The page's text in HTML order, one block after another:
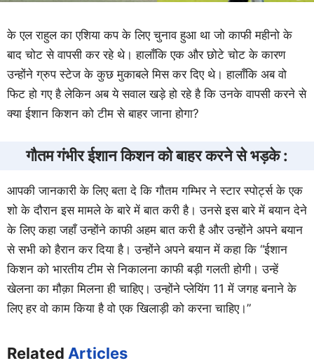
के एल राहुल का एशिया कप के लिए चुनाव हुआ था जो काफी महीनो के
बाद चोट से वापसी कर रहे थे। हालाँकि एक और छोटे चोट के कारण
उन्होंने ग्रुप स्टेज के कुछ मुकाबले मिस कर दिए थे। हालाँकि अब वो
फिट हो गए है लेकिन अब ये सवाल खड़े हो रहे है कि उनके वापसी करने से
क्या ईशान किशन को टीम से बाहर जाना होगा?
गौतम गंभीर ईशान किशन को बाहर करने से भड़के :
आपकी जानकारी के लिए बता दे कि गौतम गम्भिर ने स्टार स्पोर्ट्स के एक
शो के दौरान इस मामले के बारे में बात करी है। उनसे इस बारे में बयान देने
के लिए कहा जहाँ उन्होंने काफी अहम बात करी है और उन्होंने अपने बयान
से सभी को हैरान कर दिया है। उन्होंने अपने बयान में कहा कि “ईशान
किशन को भारतीय टीम से निकालना काफी बड़ी गलती होगी। उन्हें
खेलना का मौक़ा मिलना ही चाहिए। उन्होंने प्लेयिंग 11 में जगह बनाने के
लिए हर वो काम किया है वो एक खिलाड़ी को करना चाहिए।”
Related Articles